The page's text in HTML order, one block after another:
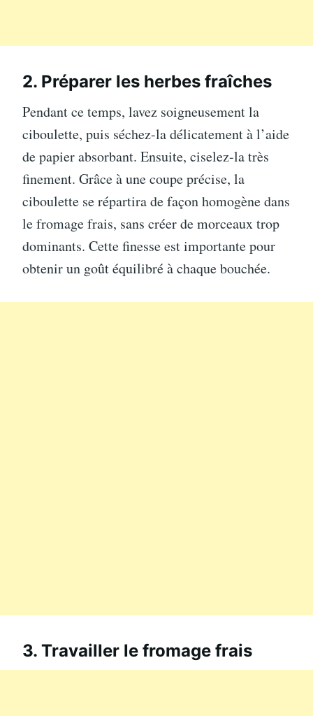
2. Préparer les herbes fraîches
Pendant ce temps, lavez soigneusement la
ciboulette, puis séchez-la délicatement à l’aide
de papier absorbant. Ensuite, ciselez-la très
finement. Grâce à une coupe précise, la
ciboulette se répartira de façon homogène dans
le fromage frais, sans créer de morceaux trop
dominants. Cette finesse est importante pour
obtenir un goût équilibré à chaque bouchée.
3. Travailler le fromage frais